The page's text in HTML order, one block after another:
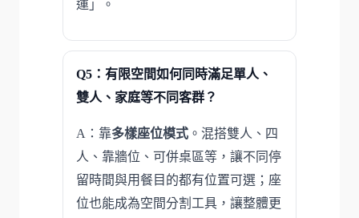
運」。
Q5：有限空間如何同時滿足單人、
雙人、家庭等不同客群？
A：靠多樣座位模式 。混搭雙人、四
人、靠牆位、可併桌區等，讓不同停
留時間與用餐目的都有位置可選；座
位也能成為空間分割工具，讓整體更